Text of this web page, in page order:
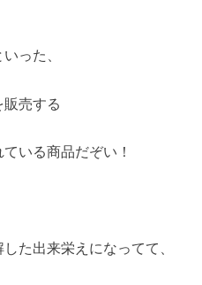
った、
売する
いる商品だぞい！
た出来栄えになってて、